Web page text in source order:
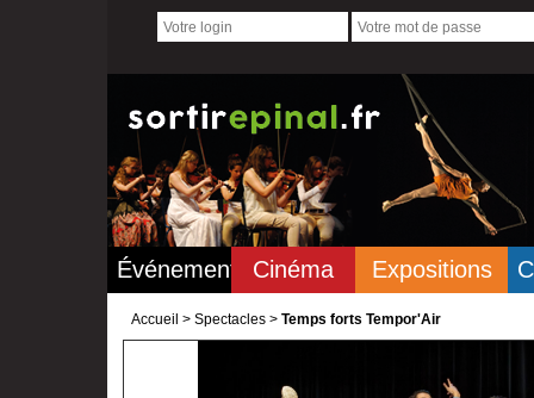
Événements Cinéma Expositions
Accueil > Spectacles > Temps forts Tempor'Air